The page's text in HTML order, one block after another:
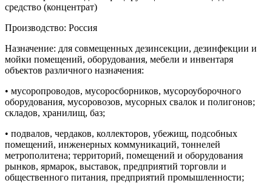
средство (концентрат)
Производство: Россия
Назначение: для совмещенных дезинсекции, дезинфекции и
мойки помещений, оборудования, мебели и инвентаря
объектов различного назначения:
• мусоропроводов, мусоросборников, мусороуборочного
оборудования, мусоровозов, мусорных свалок и полигонов;
складов, хранилищ, баз;
• подвалов, чердаков, коллекторов, убежищ, подсобных
помещений, инженерных коммуникаций, тоннелей
метрополитена; территорий, помещений и оборудования
рынков, ярмарок, выставок, предприятий торговли и
общественного питания, предприятий промышленности;